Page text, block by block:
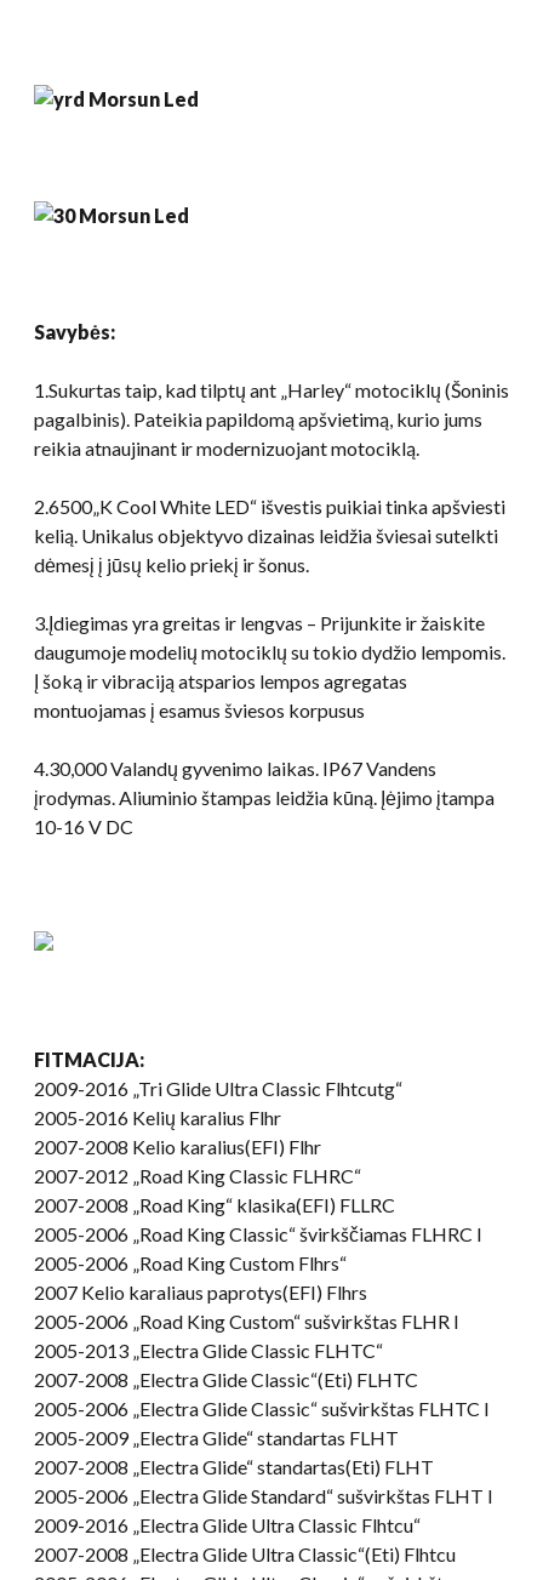
Savybės:
1.Sukurtas taip, kad tilptų ant „Harley“ motociklų (Šoninis
pagalbinis). Pateikia papildomą apšvietimą, kurio jums
reikia atnaujinant ir modernizuojant motociklą.
2.6500„K Cool White LED“ išvestis puikiai tinka apšviesti
kelią. Unikalus objektyvo dizainas leidžia šviesai sutelkti
dėmesį į jūsų kelio priekį ir šonus.
3.Įdiegimas yra greitas ir lengvas – Prijunkite ir žaiskite
daugumoje modelių motociklų su tokio dydžio lempomis.
Į šoką ir vibraciją atsparios lempos agregatas
montuojamas į esamus šviesos korpusus
4.30,000 Valandų gyvenimo laikas. IP67 Vandens
įrodymas. Aliuminio štampas leidžia kūną. Įėjimo įtampa
10-16 V DC
FITMACIJA:
2009-2016 „Tri Glide Ultra Classic Flhtcutg“
2005-2016 Kelių karalius Flhr
2007-2008 Kelio karalius(EFI) Flhr
2007-2012 „Road King Classic FLHRC“
2007-2008 „Road King“ klasika(EFI) FLLRC
2005-2006 „Road King Classic“ švirkščiamas FLHRC I
2005-2006 „Road King Custom Flhrs“
2007 Kelio karaliaus paprotys(EFI) Flhrs
2005-2006 „Road King Custom“ sušvirkštas FLHR I
2005-2013 „Electra Glide Classic FLHTC“
2007-2008 „Electra Glide Classic“(Eti) FLHTC
2005-2006 „Electra Glide Classic“ sušvirkštas FLHTC I
2005-2009 „Electra Glide“ standartas FLHT
2007-2008 „Electra Glide“ standartas(Eti) FLHT
2005-2006 „Electra Glide Standard“ sušvirkštas FLHT I
2009-2016 „Electra Glide Ultra Classic Flhtcu“
2007-2008 „Electra Glide Ultra Classic“(Eti) Flhtcu